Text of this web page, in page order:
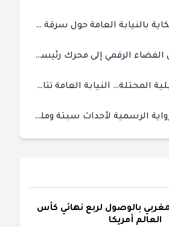
طنجة: شكاية بالنيابة العامة حول سرقة سيارة تركها صاحبها بمحل ميكانيك للإصلاح
كيف تحول الفضاء الرقمي إلى محرك رئيسي لأحداث الهجرة في سبتة؟
أحداث مليلية المحتلة… النيابة العامة تتابع 50 متورطا في محاولة اقتحام السياح الحدودي بتهم ثقيلة
عاجل : الرواية الرسمية لأحداث سبتة ومليلية المحتلتين (وزارة الداخلية)
بالوصول لربع نهائي كأس
العالم أمريكا